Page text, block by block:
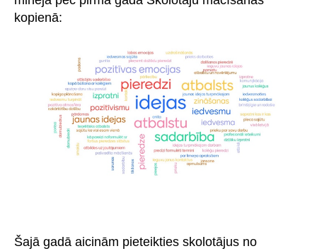
kopienā:
Šajā gadā aicinām pieteikties skolotājus no